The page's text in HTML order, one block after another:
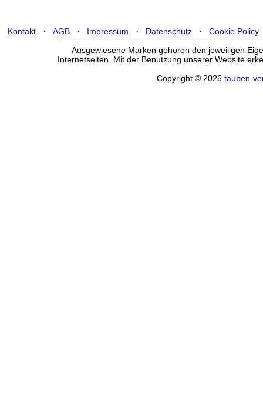
Kontakt· AGB· Impressum · Datenschutz· Cookie Policy
Ausgewiesene Marken gehören den jeweiligen
Internetseiten. Mit der Benutzung unserer Website
Copyright © 2026 tauben-